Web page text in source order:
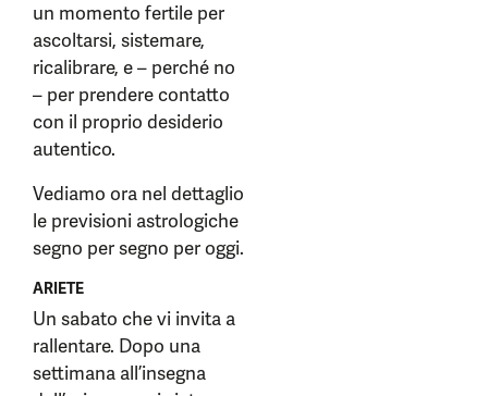
un momento fertile per
ascoltarsi, sistemare,
ricalibrare, e – perché no
– per prendere contatto
con il proprio desiderio
autentico.
Vediamo ora nel dettaglio
le previsioni astrologiche
segno per segno per oggi.
ARIETE
Un sabato che vi invita a
rallentare. Dopo una
settimana all’insegna